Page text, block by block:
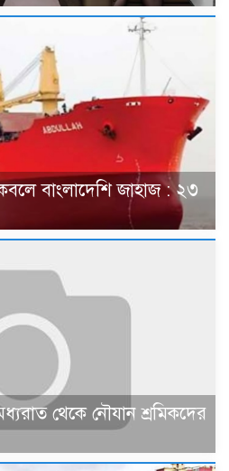
বাংলাদেশি জাহাজ : ২৩
থেকে নৌযান শ্রমিকদের